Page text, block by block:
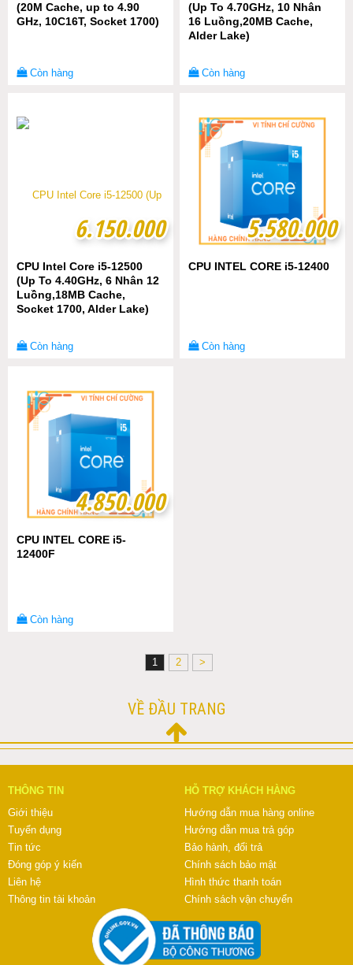
(20M Cache, up to 4.90
GHz, 10C16T, Socket 1700)
Còn hàng
(Up To 4.70GHz, 10 Nhân
16 Luồng,20MB Cache,
Alder Lake)
Còn hàng
6.150.000
6.150.000
CPU Intel Core i5-12500
(Up To 4.40GHz, 6 Nhân 12
Luồng,18MB Cache,
Socket 1700, Alder Lake)
Còn hàng
5.580.000
5.580.000
CPU INTEL CORE i5-12400
Còn hàng
4.850.000
4.850.000
CPU INTEL CORE i5-
12400F
Còn hàng
1 2 >
VỀ ĐẦU TRANG
THÔNG TIN
Giới thiệu
Tuyển dụng
Tin tức
Đóng góp ý kiến
Liên hệ
Thông tin tài khoản
HỖ TRỢ KHÁCH HÀNG
Hướng dẫn mua hàng online
Hướng dẫn mua trả góp
Bảo hành, đổi trả
Chính sách bảo mật
Hình thức thanh toán
Chính sách vận chuyển